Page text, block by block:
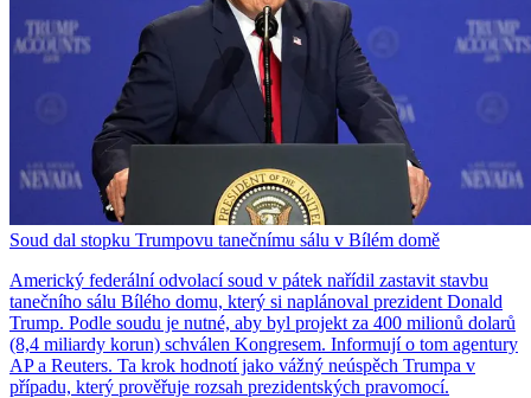
Soud dal stopku Trumpovu tanečnímu sálu v Bílém domě
Americký federální odvolací soud v pátek nařídil zastavit stavbu
tanečního sálu Bílého domu, který si naplánoval prezident Donald
Trump. Podle soudu je nutné, aby byl projekt za 400 milionů dolarů
(8,4 miliardy korun) schválen Kongresem. Informují o tom agentury
AP a Reuters. Ta krok hodnotí jako vážný neúspěch Trumpa v
případu, který prověřuje rozsah prezidentských pravomocí.